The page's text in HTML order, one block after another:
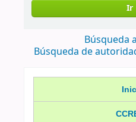
Ir
Búsqueda
Búsqueda de